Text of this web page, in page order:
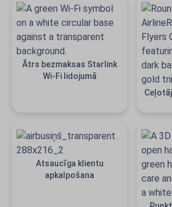
Ātrs bezmaksas Starlink
Wi-Fi lidojumā
Atsaucīga klientu
apkalpošana